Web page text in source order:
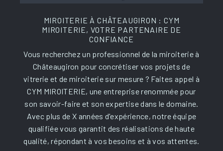
MIROITERIE À CHÂTEAUGIRON : CYM
MIROITERIE, VOTRE PARTENAIRE DE
CONFIANCE
Vous recherchez un professionnel de la miroiterie à
Châteaugiron pour concrétiser vos projets de
vitrerie et de miroiterie sur mesure ? Faites appel à
CYM MIROITERIE, une entreprise renommée pour
son savoir-faire et son expertise dans le domaine.
Avec plus de X années d'expérience, notre équipe
qualifiée vous garantit des réalisations de haute
qualité, répondant à vos besoins et à vos attentes.